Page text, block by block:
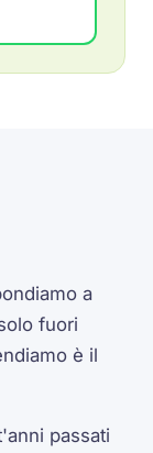
a
fuori
è il
passati